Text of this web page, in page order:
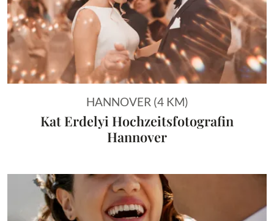
HANNOVER (4 KM)
Kat Erdelyi Hochzeitsfotografin
Hannover